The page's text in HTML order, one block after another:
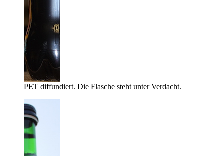
PET diffundiert. Die Flasche steht unter Verdacht.